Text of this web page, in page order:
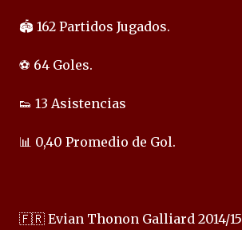
🏟️ 162 Partidos Jugados.
⚽ 64 Goles.
👟 13 Asistencias
📊 0,40 Promedio de Gol.
🇫🇷 Evian Thonon Galliard 2014/15